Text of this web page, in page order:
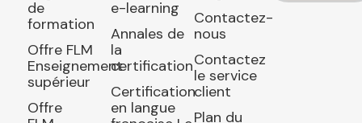
de
formation
Offre FLM
Enseignement
supérieur
Offre
e-learning
Annales de
la
certification
Certification
en langue
Contactez-
nous
Contactez
le service
client
Plan du